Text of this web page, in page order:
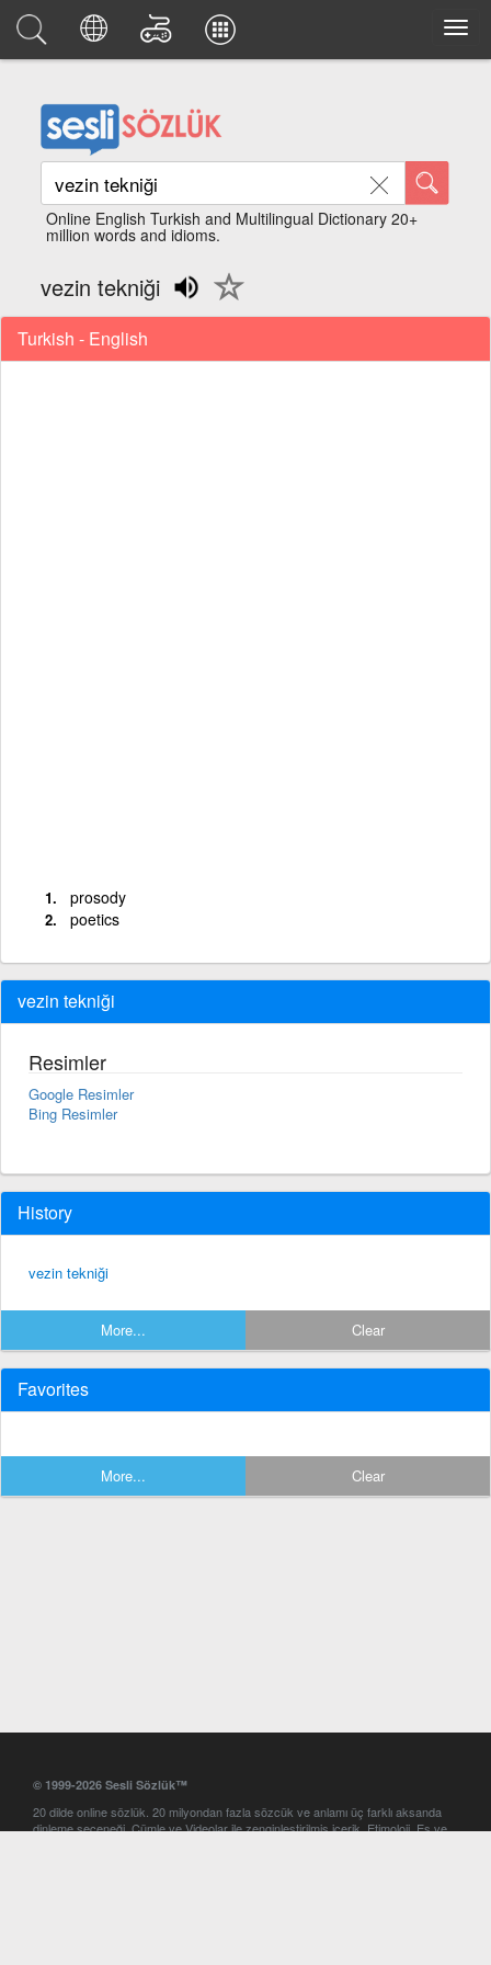
Online English Turkish and Multilingual Dictionary 20+
million words and idioms.
vezin tekniği
Turkish - English
prosody
poetics
vezin tekniği
Resimler
Google Resimler
Bing Resimler
History
vezin tekniği
More... Clear
Favorites
More... Clear
© 1999-2026 Sesli Sözlük™
20 dilde online sözlük. 20 milyondan fazla sözcük ve anlamı üç farklı aksanda
dinleme seçeneği. Cümle ve Videolar ile zenginleştirilmiş içerik. Etimoloji, Eş ve